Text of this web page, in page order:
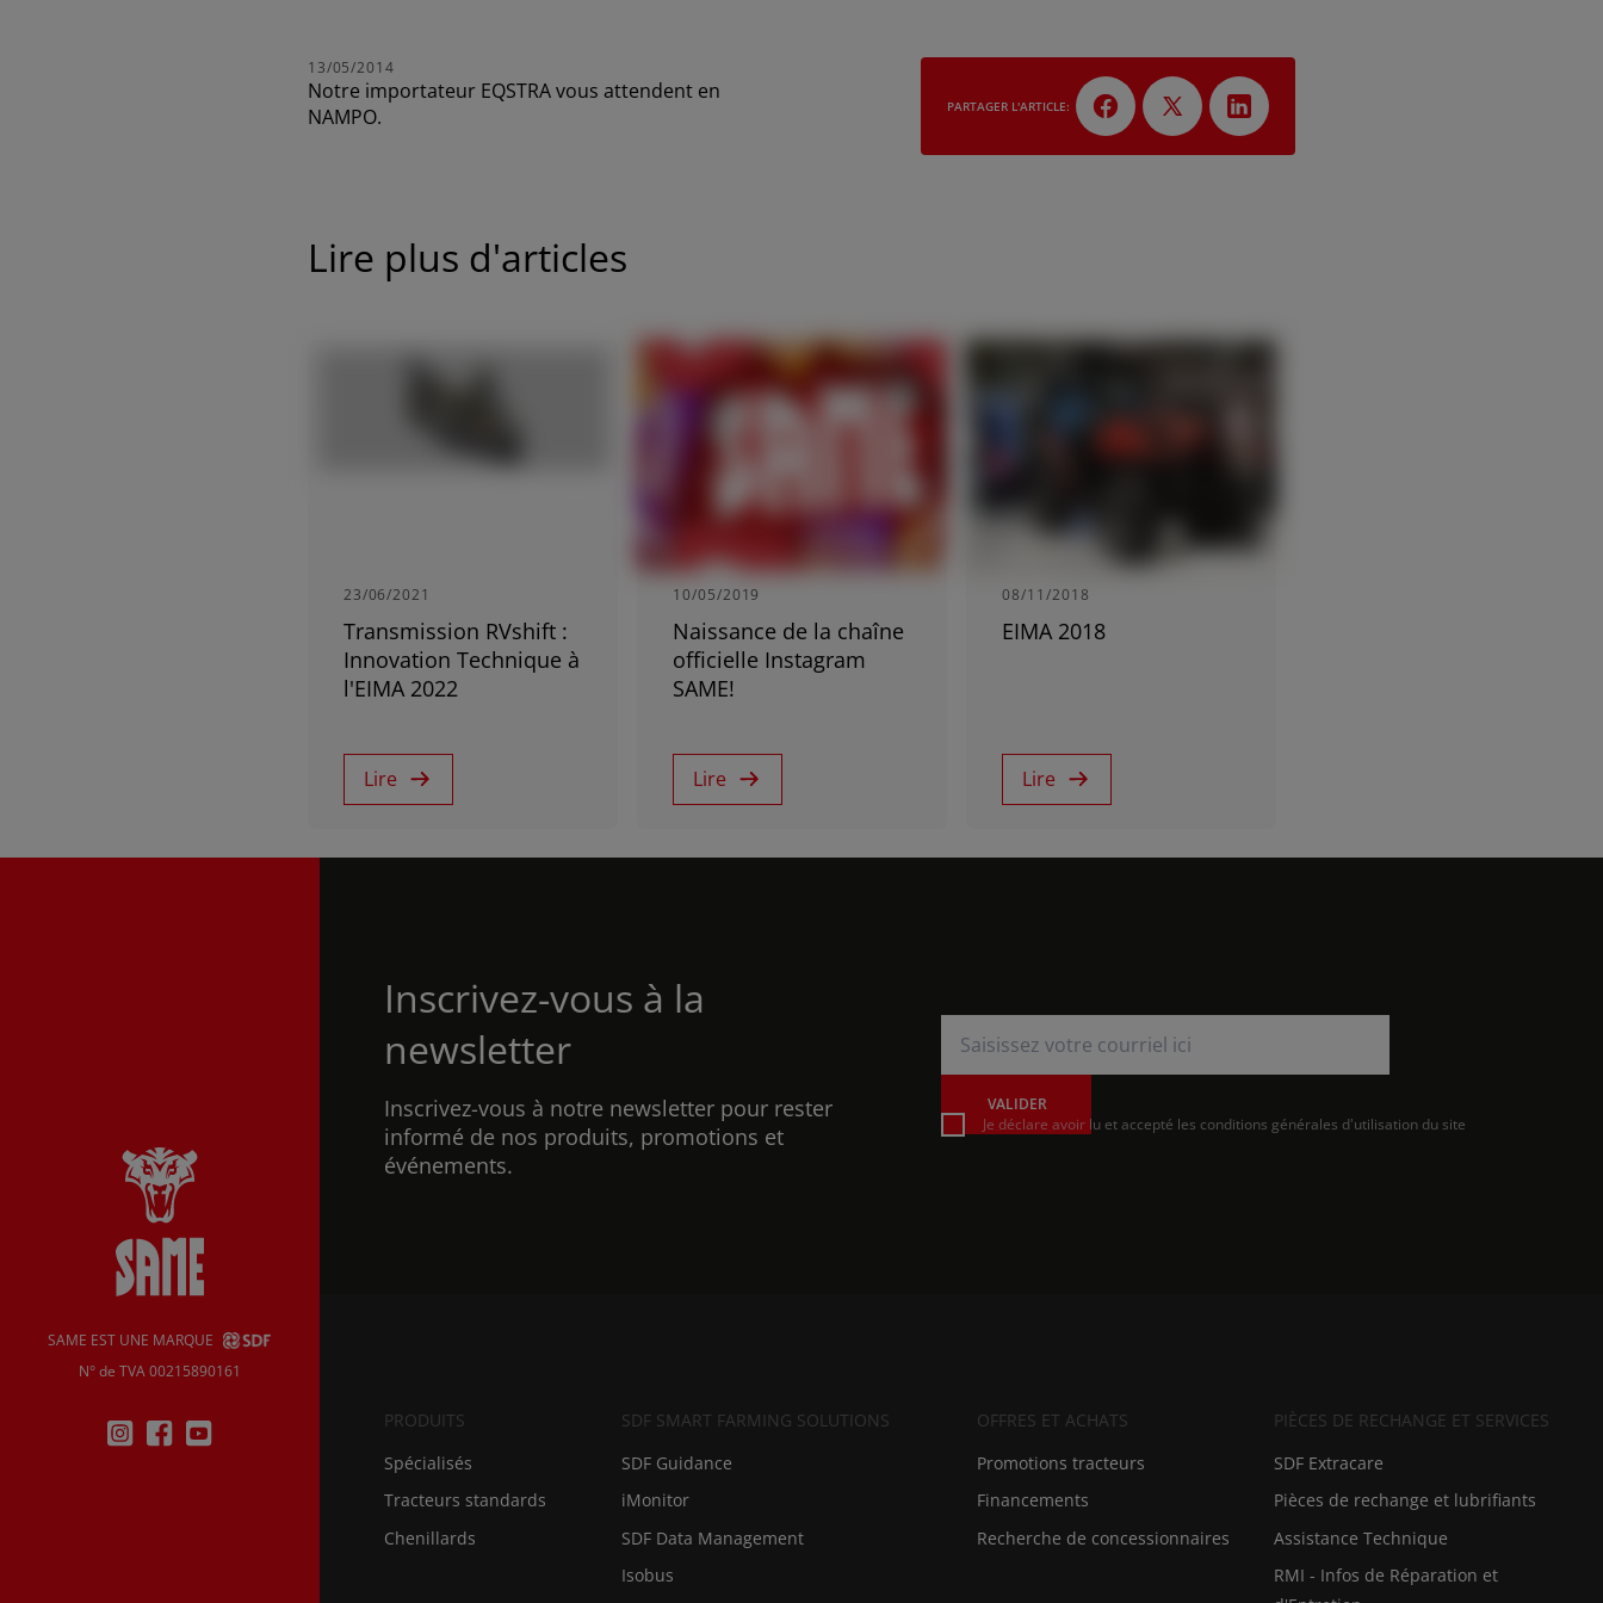
Découvrez
MIDDLE-EAST
Africa and Middle-East (English)
ASIA
FAR EAST AND
PACIFIC
Far East and Pacific (English)
EUROPE
Central Europe (Deutsch)
España (Español)
Portugal (Português)
Schweiz (Deutsch)
Demandez un devis Inscription Newsletter Recherche de concessionnaires
13/05/2014
Notre importateur EQSTRAvous attendenten
NAMPO.
PARTAGER L'ARTICLE:
Lire plus d'articles
23/06/2021
Transmission RVshift :
Innovation Technique à
l'EIMA 2022
Lire
10/05/2019
Naissance de la chaîne
officielle Instagram
SAME!
Lire
08/11/2018
EIMA 2018
Lire
SAME EST UNE MARQUE
N° de TVA 00215890161
Inscrivez-vous à la
newsletter
Inscrivez-vous à notre newsletter pour rester
informé de nos produits, promotions et
événements.
VALIDER
Je déclare avoir lu et accepté les conditions générales d'utilisation du site
PRODUITS
Spécialisés
Tracteurs standards
Chenillards
SDF SMART FARMING SOLUTIONS
SDF Guidance
iMonitor
SDF Data Management
Isobus
OFFRES ET ACHATS
Promotions tracteurs
Financements
Recherche de concessionnaires
PIÈCES DE RECHANGE ET SERVICES
SDF Extracare
Pièces de rechange et lubrifiants
Assistance Technique
RMI - Infos de Réparation et